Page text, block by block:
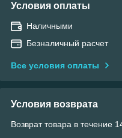
Условия оплаты
Наличными
Безналичный расчет
Все условия оплаты
Условия возврата
Возврат товара в течение